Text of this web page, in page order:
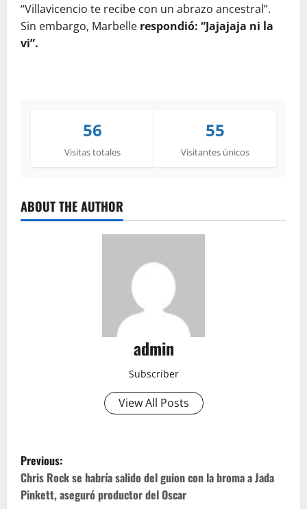
“Villavicencio te recibe con un abrazo ancestral”.
Sin embargo, Marbelle respondió: “Jajajaja ni la
vi”.
56
Visitas totales
55
Visitantes únicos
ABOUT THE AUTHOR
admin
Subscriber
View All Posts
P
o
Previous:
Chris Rock se habría salido del guion con la broma a Jada
Pinkett, aseguró productor del Oscar